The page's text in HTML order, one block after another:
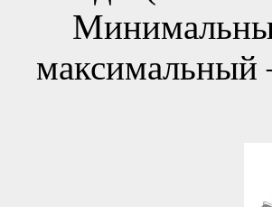
максимальный